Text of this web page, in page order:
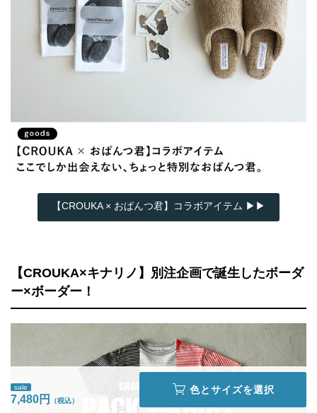
【CROUKA × おぱんつ君】コラボアイテム ▶▶
【CROUKA×キナリノ】別注企画で誕生したボーダ
ー×ボーダー！
sale
7,480円
色とサイズを選択